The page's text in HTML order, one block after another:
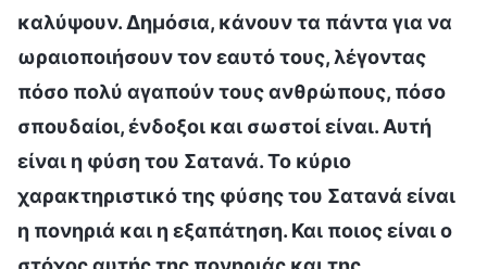
καλύψουν. Δημόσια, κάνουν τα πάντα για να
ωραιοποιήσουν τον εαυτό τους, λέγοντας
πόσο πολύ αγαπούν τους ανθρώπους, πόσο
σπουδαίοι, ένδοξοι και σωστοί είναι. Αυτή
είναι η φύση του Σατανά. Το κύριο
χαρακτηριστικό της φύσης του Σατανά είναι
η πονηριά και η εξαπάτηση. Και ποιος είναι ο